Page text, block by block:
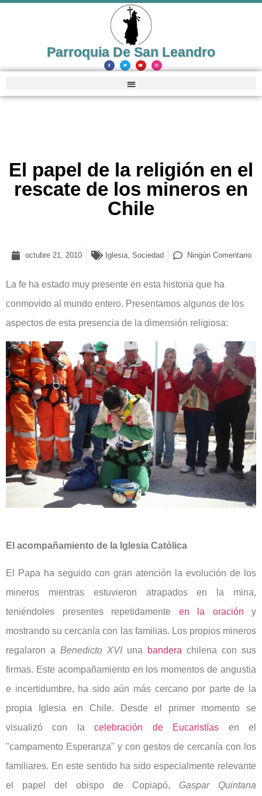
Parroquia De San Leandro
El papel de la religión en el
rescate de los mineros en
Chile
octubre 21, 2010 Iglesia, Sociedad Ningún Comentario
La fe ha estado muy presente en esta historia que ha
conmovido al mundo entero. Presentamos algunos de los
aspectos de esta presencia de la dimensión religiosa:
El acompañamiento de la Iglesia Católica
El Papa ha seguido con gran atención la evolución de los
mineros mientras estuvieron atrapados en la mina,
teniéndoles presentes repetidamente en la oración y
mostrando su cercanía con las familias. Los propios mineros
regalaron a Benedicto XVI una bandera chilena con sus
firmas. Este acompañamiento en los momentos de angustia
e incertidumbre, ha sido aún más cercano por parte de la
propia Iglesia en Chile. Desde el primer momento se
visualizó con lacelebración de Eucaristías en el
"campamento Esperanza" y con gestos de cercanía con los
familiares. En este sentido ha sido especialmente relevante
el papel del obispo de Copiapó, Gaspar Quintana